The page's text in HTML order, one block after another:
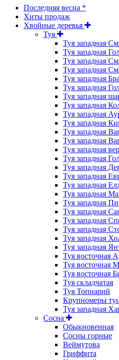
Последняя весна *
Хиты продаж
Хвойные деревья
Туя
Туя западная
Туя западная
Туя западная
Туя западная
Туя западная
Туя западная
Туя западная
Туя западная
Туя западная
Туя западная
Туя западная
Туя западная
Туя западная
Туя западная
Туя западная
Туя западная
Туя западная
Туя западная
Туя западная
Туя западная
Туя западная
Туя западная
Туя западная
Туя западная
Туя восточная
Туя восточная
Туя восточная
Туя складчатая
Туя Топиарий
Крупномеры
Туя западная
Сосна
Обыкновенная
Сосны горные
Веймутова
Гриффита